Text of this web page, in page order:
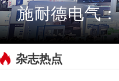
施耐德电气
杂志热点